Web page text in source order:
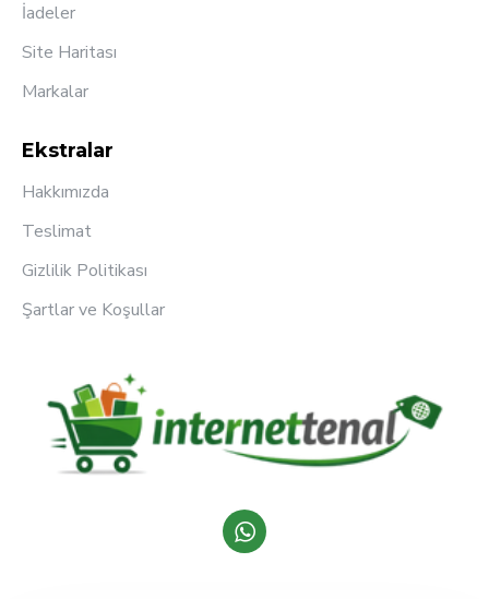
İadeler
Site Haritası
Markalar
Ekstralar
Hakkımızda
Teslimat
Gizlilik Politikası
Şartlar ve Koşullar